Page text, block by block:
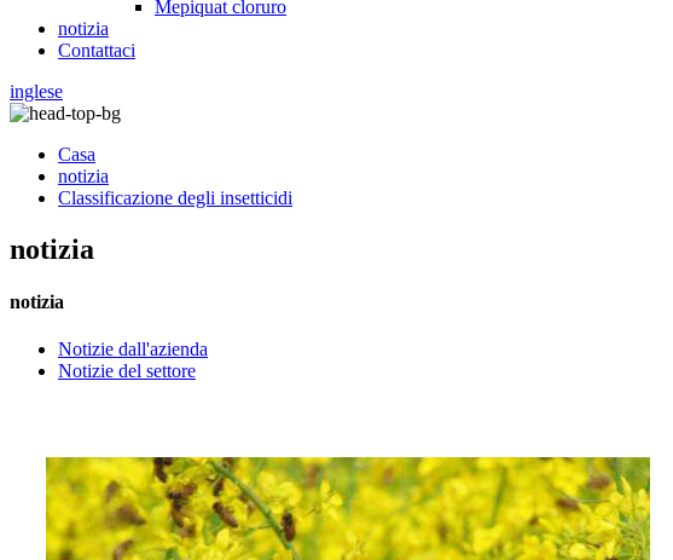
Mepiquat cloruro
notizia
Contattaci
inglese
Casa
notizia
Classificazione degli insetticidi
notizia
notizia
Notizie dall'azienda
Notizie del settore